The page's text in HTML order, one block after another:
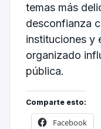
temas más
desconfianza
instituciones y
organizado
pública.
Comparte esto:
Facebook